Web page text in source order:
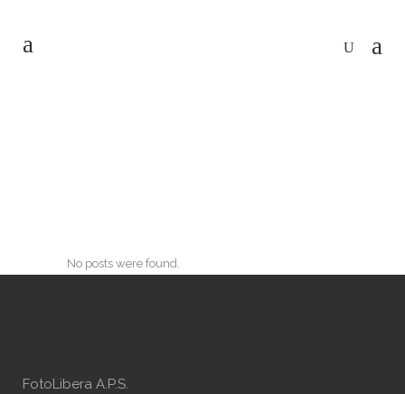
No posts were found.
FotoLibera A.P.S.